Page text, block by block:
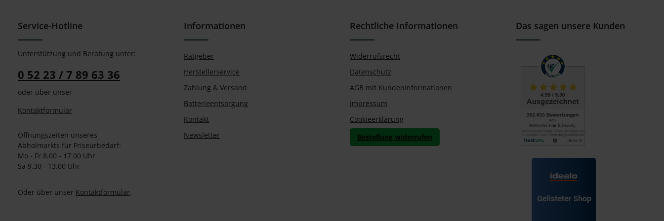
Service-Hotline
Unterstützung und Beratung unter:
0 52 23 / 7 89 63 36
oder über unser
Kontaktformular
Öffnungszeiten unseres
Abholmarkts für Friseurbedarf:
Mo - Fr 8.00 - 17.00 Uhr
Sa 9.30 - 13.00 Uhr
Oder über unser Kontaktformular.
Informationen
Ratgeber
Herstellerservice
Zahlung & Versand
Batterieentsorgung
Kontakt
Newsletter
Rechtliche Informationen
Widerrufsrecht
Datenschutz
AGB mit Kundeninformationen
Impressum
Cookieerklärung
Bestellung widerrufen
Das sagen unsere Kunden